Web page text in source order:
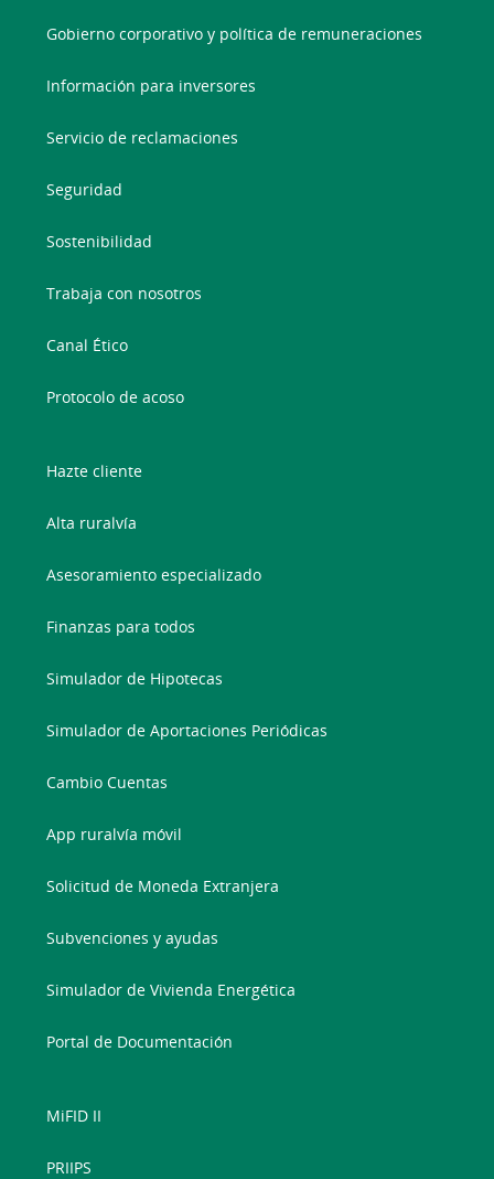
Gobierno corporativo y política de remuneraciones
Información para inversores
Servicio de reclamaciones
Seguridad
Sostenibilidad
Trabaja con nosotros
Canal Ético
Protocolo de acoso
Hazte cliente
Alta ruralvía
Asesoramiento especializado
Finanzas para todos
Simulador de Hipotecas
Simulador de Aportaciones Periódicas
Cambio Cuentas
App ruralvía móvil
Solicitud de Moneda Extranjera
Subvenciones y ayudas
Simulador de Vivienda Energética
Portal de Documentación
MiFID II
PRIIPS